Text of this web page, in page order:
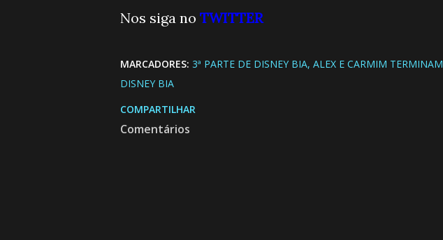
Nos siga no TWITTER
MARCADORES: 3ª PARTE DE DISNEY BIA ALEX E CARMIM TERMINAM
DISNEY BIA
COMPARTILHAR
Comentários